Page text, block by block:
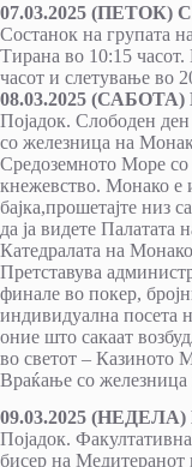
07.03.2025
Состанок на групата
Тирана во 10:15
часот и слетување во
08.03.2025
Пoјадoк. Слoбoден
сo железница на
Средоземното Море со
кнежевство. Монако е
бајка,прошетајте низ
да ја видете
Катедралата на
Претставува
финале во покер,
индивидуална посета
оние што сакаат
во светот – Казиното
Враќање со железница
09.03.2025
Појадок.
бисер на Медитеранот